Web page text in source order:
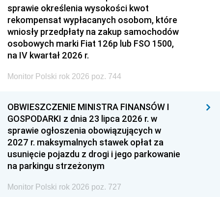
sprawie określenia wysokości kwot
rekompensat wypłacanych osobom, które
wniosły przedpłaty na zakup samochodów
osobowych marki Fiat 126p lub FSO 1500,
na IV kwartał 2026 r.
Monitor Polski rok 2026 poz. 744
OBWIESZCZENIE MINISTRA FINANSÓW I
GOSPODARKI z dnia 23 lipca 2026 r. w
sprawie ogłoszenia obowiązujących w
2027 r. maksymalnych stawek opłat za
usunięcie pojazdu z drogi i jego parkowanie
na parkingu strzeżonym
Monitor Polski rok 2026 poz. 727